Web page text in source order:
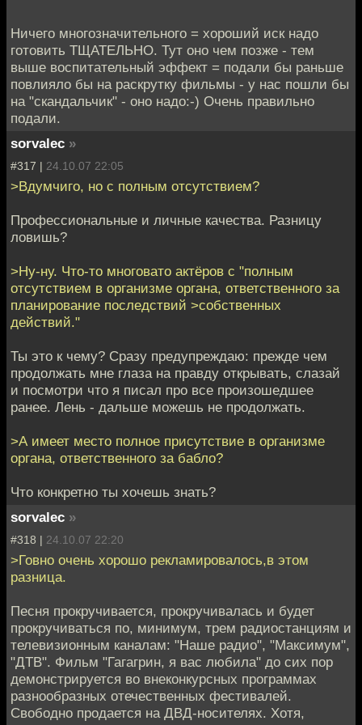
Ничего многозначительного = хороший иск надо
готовить ТЩАТЕЛЬНО. Тут оно чем позже - тем
выше воспитательный эффект = подали бы раньше
повлияло бы на раскрутку фильмы - у нас пошли бы
на "скандальчик" - оно надо:-) Очень правильно
подали.
sorvalec »
#317 | 24.10.07 22:05
>Вдумчиго, но с полным отсутствием?
Профессиональные и личные качества. Разницу
ловишь?
>Ну-ну. Что-то многовато актёров с "полным
отсутствием в организме органа, ответственного за
планирование последствий >собственных
действий."
Ты это к чему? Сразу предупреждаю: прежде чем
продолжать мне глаза на правду открывать, слазай
и посмотри что я писал про все произошедшее
ранее. Лень - дальше можешь не продолжать.
>А имеет место полное присутствие в организме
органа, ответственного за бабло?
Что конкретно ты хочешь знать?
sorvalec »
#318 | 24.10.07 22:20
>Говно очень хорошо рекламировалось,в этом
разница.
Песня прокручивается, прокручивалась и будет
прокручиваться по, минимум, трем радиостанциям и
телевизионным каналам: "Наше радио", "Максимум",
"ДТВ". Фильм "Гагагрин, я вас любила" до сих пор
демонстрируется во внеконкурсных программах
разнообразных отечественных фестивалей.
Свободно продается на ДВД-носителях. Хотя,